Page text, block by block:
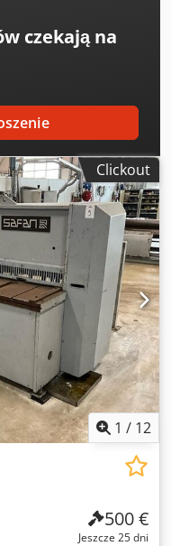
czekają na
Clickout
1 / 12
500 €
Jeszcze 25 dni